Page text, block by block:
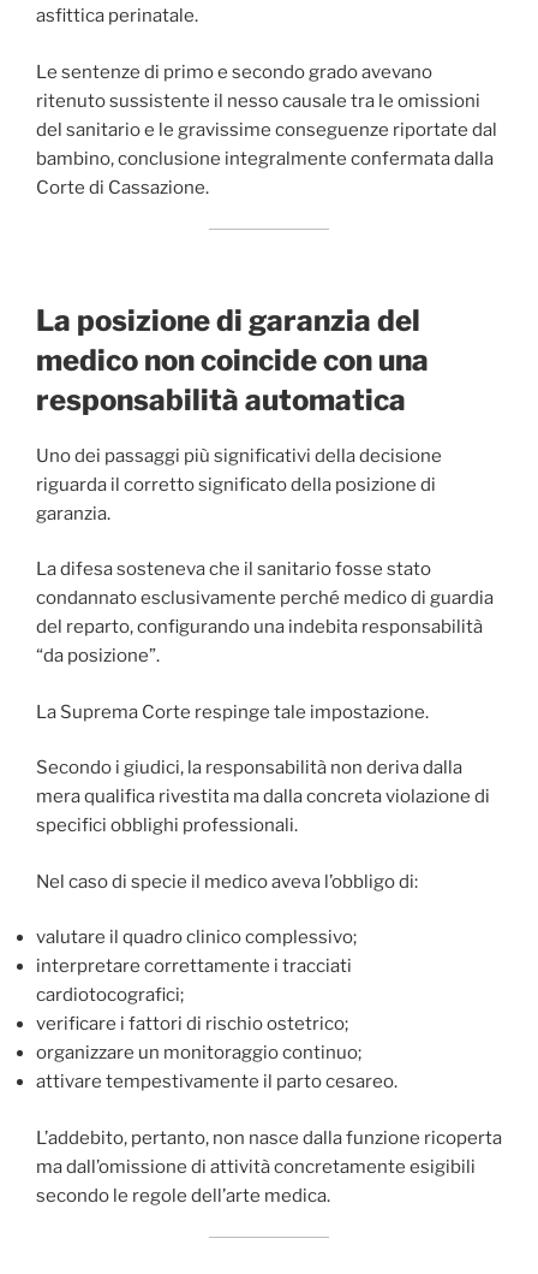
asfittica perinatale.
Le sentenze di primo e secondo grado avevano
ritenuto sussistente il nesso causale tra le omissioni
del sanitario e le gravissime conseguenze riportate dal
bambino, conclusione integralmente confermata dalla
Corte di Cassazione.
La posizione di garanzia del
medico non coincide con una
responsabilità automatica
Uno dei passaggi più significativi della decisione
riguarda il corretto significato della posizione di
garanzia.
La difesa sosteneva che il sanitario fosse stato
condannato esclusivamente perché medico di guardia
del reparto, configurando una indebita responsabilità
“da posizione”.
La Suprema Corte respinge tale impostazione.
Secondo i giudici, la responsabilità non deriva dalla
mera qualifica rivestita ma dalla concreta violazione di
specifici obblighi professionali.
Nel caso di specie il medico aveva l’obbligo di:
valutare il quadro clinico complessivo;
interpretare correttamente i tracciati
cardiotocografici;
verificare i fattori di rischio ostetrico;
organizzare un monitoraggio continuo;
attivare tempestivamente il parto cesareo.
L’addebito, pertanto, non nasce dalla funzione ricoperta
ma dall’omissione di attività concretamente esigibili
secondo le regole dell’arte medica.